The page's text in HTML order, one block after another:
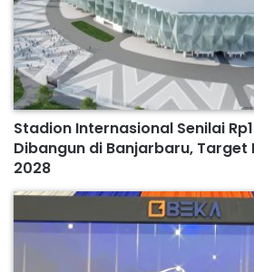
Stadion Internasional Senilai
Dibangun di Banjarbaru, Target
2028